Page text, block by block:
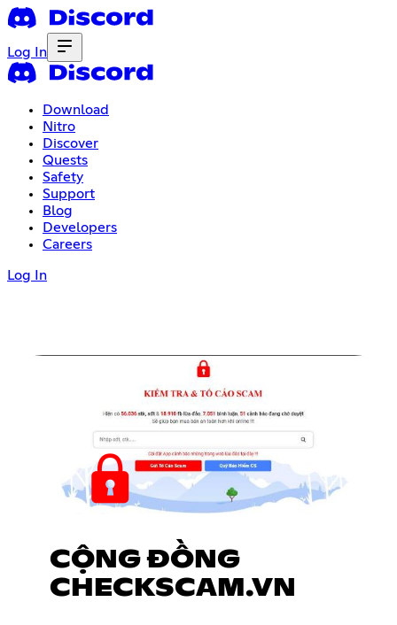
Log In
Download
Nitro
Discover
Quests
Safety
Support
Blog
Developers
Careers
Log In
CỘNG ĐỒNG
CHECKSCAM.VN